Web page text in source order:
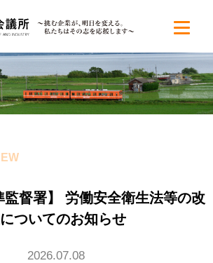
監督署】 労働安全衛生法等の改
ついてのお知らせ
2026.07.08